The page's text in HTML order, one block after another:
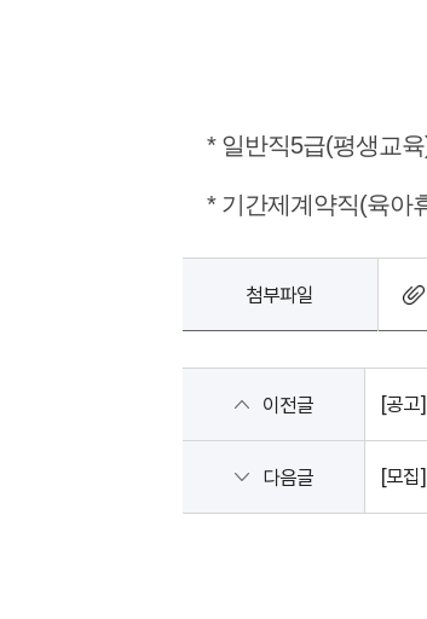
* 일반직5급(평생교
* 기간제계약직(육아
첨부파일
이전글 [공고
다음글 [모집